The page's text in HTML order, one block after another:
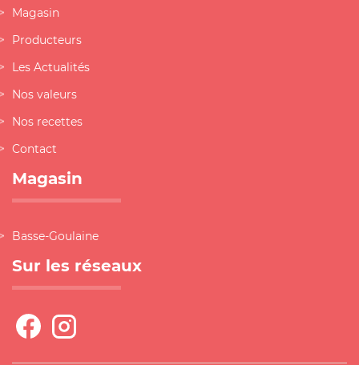
Magasin
Producteurs
Les Actualités
Nos valeurs
Nos recettes
Contact
Magasin
Basse-Goulaine
Sur les réseaux